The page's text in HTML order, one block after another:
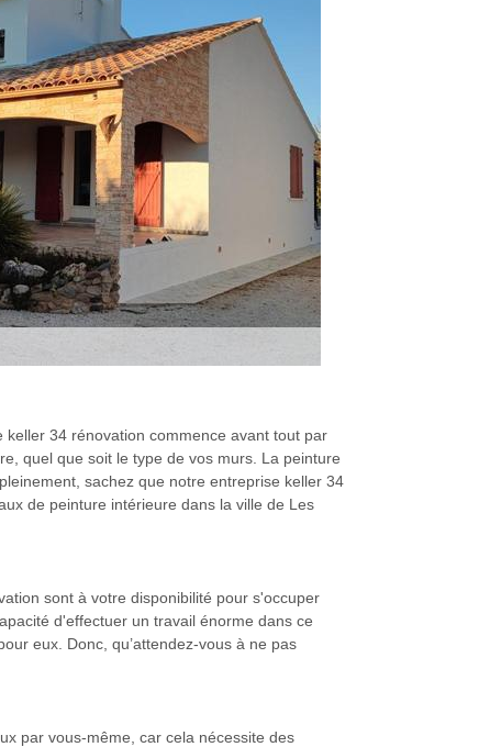
34 rénovation commence avant tout par
quel que soit le type de vos murs. La peinture
sachez que notre entreprise keller 34
de peinture intérieure dans la ville de Les
sont à votre disponibilité pour s'occuper
d'effectuer un travail énorme dans ce
eux. Donc, qu’attendez-vous à ne pas
par vous-même, car cela nécessite des